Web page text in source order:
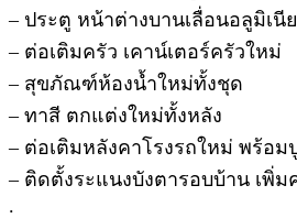
– ประตู หน้าต่างบานเลื่อนอลูมิเนี
– ต่อเติมครัว เคาน์เตอร์ครัวใหม่
– สุขภัณฑ์ห้องน้ำใหม่ทั้งชุด
– ทาสี ตกแต่งใหม่ทั้งหลัง
– ต่อเติมหลังคาโรงรถใหม่ พร้อม
– ติดตั้งระแนงบังตารอบบ้าน เพิ่ม
.